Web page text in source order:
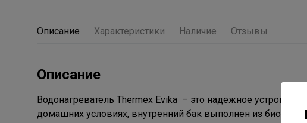
Описание Характеристики Наличие Отзывы
Описание
Водонагреватель Thermex Evika – это надежное
домашних условиях, внутренний бак выполнен из